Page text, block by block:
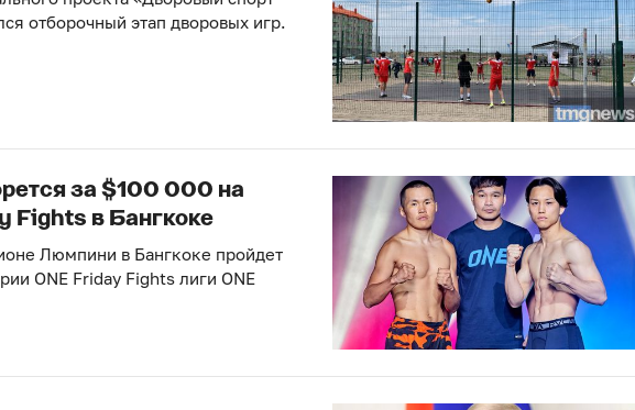
отборочный этап дворовых игр.
за $100 000 на
Fights в Бангкоке
Люмпини в Бангкоке пройдет
ONE Friday Fights лиги ONE